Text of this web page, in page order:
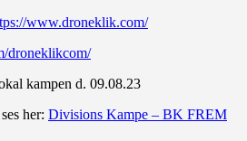
www.droneklik.com/
droneklikcom/
kampen d. 09.08.23
her: Divisions Kampe – BK FREM